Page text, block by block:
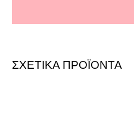
ΣΧΕΤΙΚΑ ΠΡΟΪΟΝΤΑ